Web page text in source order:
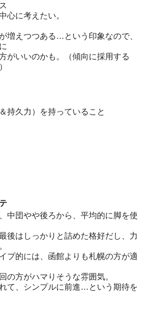
心に考えたい。
増えつつある…という印象なので、
がいいのかも。（傾向に採用する
持久力）を持っていること
中団やや後ろから、平均的に脚を使
後はしっかりと詰めた格好だし、力
プ的には、函館よりも札幌の方が適
の方がハマりそうな雰囲気。
て、シンプルに前進…という期待を